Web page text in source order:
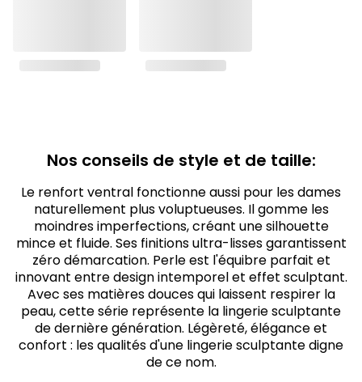
Nos conseils de style et de taille:
Le renfort ventral fonctionne aussi pour les dames
naturellement plus voluptueuses. Il gomme les
moindres imperfections, créant une silhouette
mince et fluide. Ses finitions ultra-lisses garantissent
zéro démarcation. Perle est l'équibre parfait et
innovant entre design intemporel et effet sculptant.
Avec ses matières douces qui laissent respirer la
peau, cette série représente la lingerie sculptante
de dernière génération. Légèreté, élégance et
confort : les qualités d'une lingerie sculptante digne
de ce nom.